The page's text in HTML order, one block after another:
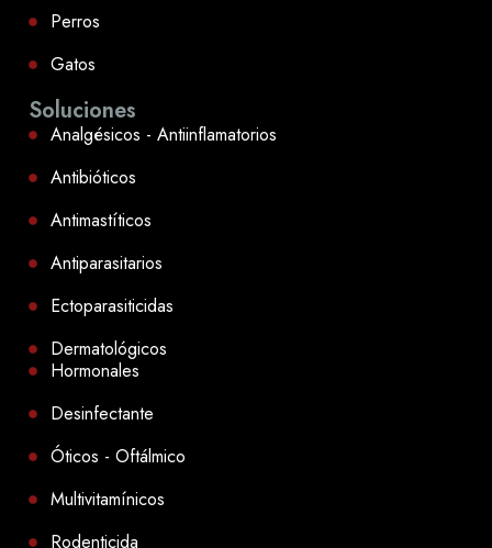
Soluciones
Analgésicos - Antiinflamatorios
Antibióticos
Antimastíticos
Antiparasitarios
Ectoparasiticidas
Dermatológicos
Hormonales
Desinfectante
Óticos - Oftálmico
Multivitamínicos
Rodenticida
Perros
Gatos